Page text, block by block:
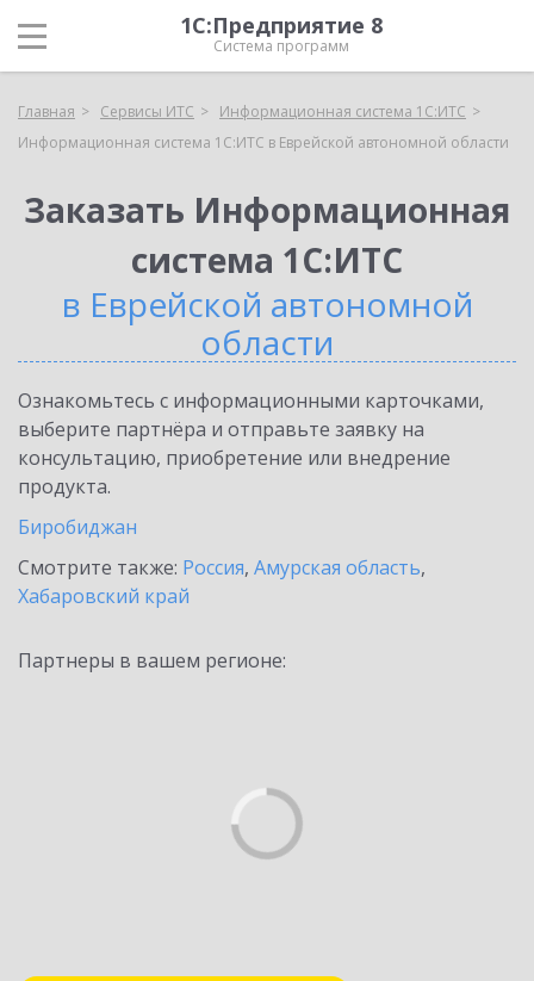
1С:Предприятие 8
Система программ
Главная Сервисы ИТС
Информационная система 1С:ИТС
Информационная система 1С:ИТС в Еврейской автономной области
Заказать Информационная
система 1С:ИТС
в Еврейской автономной
области
Ознакомьтесь с информационными карточками,
выберите партнёра и отправьте заявку на
консультацию, приобретение или внедрение
продукта.
Биробиджан
Смотрите также: Россия, Амурская область,
Хабаровский край
Партнеры в вашем регионе: